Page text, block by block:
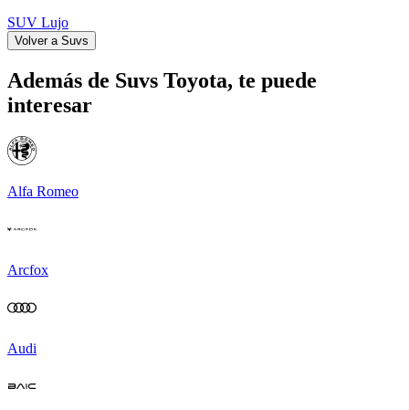
SUV Lujo
Volver a Suvs
Además de Suvs Toyota, te puede
interesar
Alfa Romeo
Arcfox
Audi